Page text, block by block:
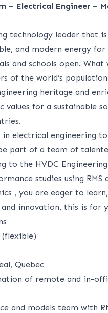
– Electrical Engineer –
technology leader that
and modern energy
and schools open. What
of the world’s
heritage and
values for a sustainable
electrical engineering
part of a team of
to the HVDC Engineering
studies using
, you are eager to
innovation, this is for
(flexible)
Quebec
of remote and in-
and models team with